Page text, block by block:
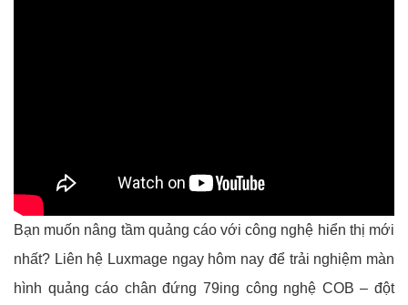
Bạn muốn nâng tầm quảng cáo với công nghệ hiển thị mới
nhất? Liên hệ Luxmage ngay hôm nay để trải nghiệm màn
hình quảng cáo chân đứng 79ing công nghệ COB – đột